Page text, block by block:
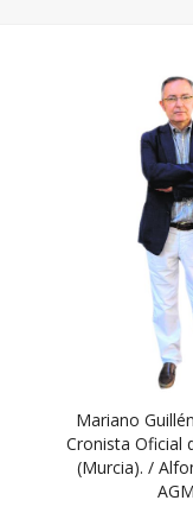
Mariano
Cronista Oficial
(Murcia). /
AGM